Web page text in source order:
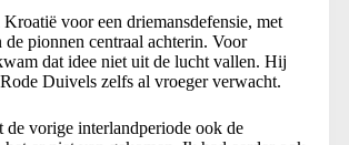
voor een driemansdefensie, met
de pionnen centraal achterin. Voor
dat idee niet uit de lucht vallen. Hij
Duivels zelfs al vroeger verwacht.
de vorige interlandperiode ook de